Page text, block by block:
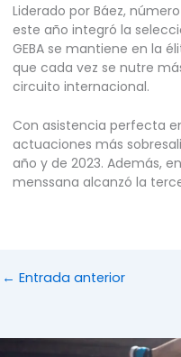
Liderado por Báez,
este año integró la
GEBA se mantiene en la
que cada vez se nutre
circuito internacional.
Con asistencia perfecta
actuaciones más
año y de 2023. Además,
menssana alcanzó la
← Entrada anterior